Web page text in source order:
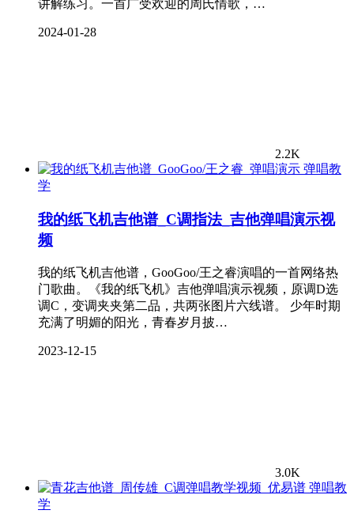
讲解练习。一首广受欢迎的周氏情歌，…
2024-01-28
2.2K
弹唱教
学
我的纸飞机吉他谱_C调指法_吉他弹唱演示视
频
我的纸飞机吉他谱，GooGoo/王之睿演唱的一首网络热
门歌曲。《我的纸飞机》吉他弹唱演示视频，原调D选
调C，变调夹夹第二品，共两张图片六线谱。 少年时期
充满了明媚的阳光，青春岁月披…
2023-12-15
3.0K
弹唱教
学